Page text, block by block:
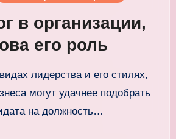
в организации,
его роль
лидерства и его стилях,
могут удачнее подобрать
на должность…